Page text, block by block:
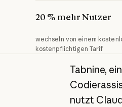
20 % mehr Nutzer
wechseln von einem
kostenpflichtigen Tarif
Tabnine,
nutzt